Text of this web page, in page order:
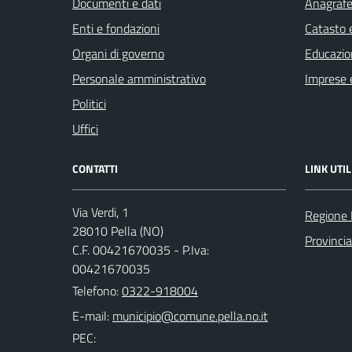
Enti e fondazioni
Organi di governo
Personale amministrativo
Politici
Uffici
Catasto
Imprese
CONTATTI
Via Verdi, 1
28010 Pella (NO)
C.F. 00421670035 - P.Iva:
00421670035
Telefono:0322-918004
E-mail:
PEC:
LINK